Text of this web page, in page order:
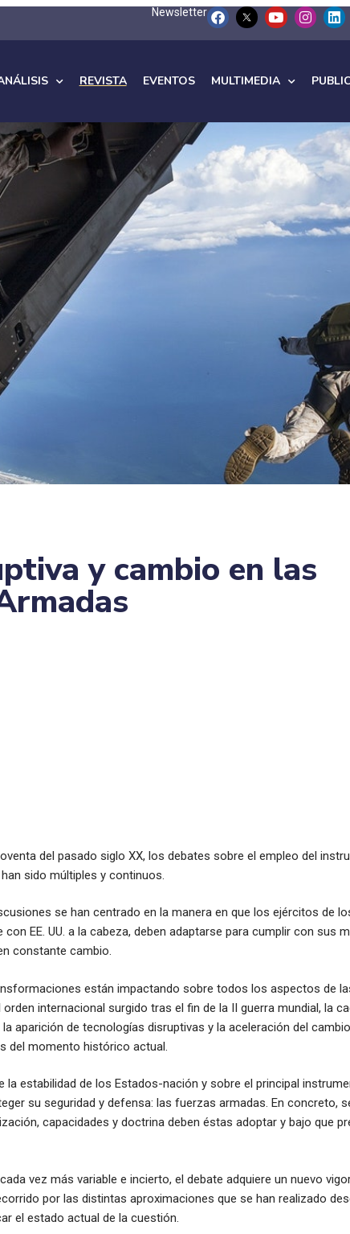
Newsletter
REVISTA EVENTOS MULTIMEDIA
y cambio en las
del pasado siglo XX, los debates sobre el empleo del
sido múltiples y continuos.
se han centrado en la manera en que los ejércitos de
EE. UU. a la cabeza, deben adaptarse para cumplir con sus
constante cambio.
están impactando sobre todos los aspectos de
internacional surgido tras el fin de la II guerra mundial, la
aparición de tecnologías disruptivas y la aceleración del
del momento histórico actual.
la estabilidad de los Estados-nación y sobre el principal
su seguridad y defensa: las fuerzas armadas. En concreto,
capacidades y doctrina deben éstas adoptar y bajo que
vez más variable e incierto, el debate adquiere un nuevo
por las distintas aproximaciones que se han realizado
el estado actual de la cuestión.